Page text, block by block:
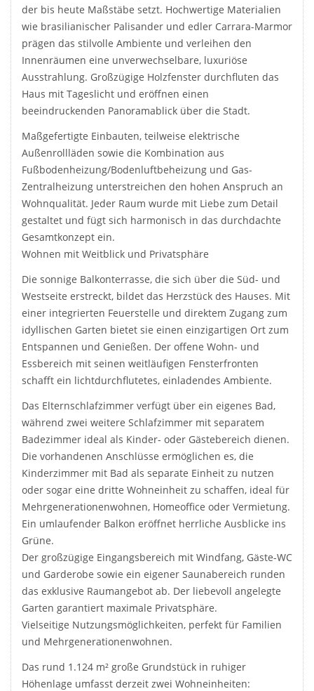
der bis heute Maßstäbe setzt. Hochwertige Materialien
wie brasilianischer Palisander und edler Carrara-Marmor
prägen das stilvolle Ambiente und verleihen den
Innenräumen eine unverwechselbare, luxuriöse
Ausstrahlung. Großzügige Holzfenster durchfluten das
Haus mit Tageslicht und eröffnen einen
beeindruckenden Panoramablick über die Stadt.
Maßgefertigte Einbauten, teilweise elektrische
Außenrollläden sowie die Kombination aus
Fußbodenheizung/Bodenluftbeheizung und Gas-
Zentralheizung unterstreichen den hohen Anspruch an
Wohnqualität. Jeder Raum wurde mit Liebe zum Detail
gestaltet und fügt sich harmonisch in das durchdachte
Gesamtkonzept ein.
Wohnen mit Weitblick und Privatsphäre
Die sonnige Balkonterrasse, die sich über die Süd- und
Westseite erstreckt, bildet das Herzstück des Hauses. Mit
einer integrierten Feuerstelle und direktem Zugang zum
idyllischen Garten bietet sie einen einzigartigen Ort zum
Entspannen und Genießen. Der offene Wohn- und
Essbereich mit seinen weitläufigen Fensterfronten
schafft ein lichtdurchflutetes, einladendes Ambiente.
Das Elternschlafzimmer verfügt über ein eigenes Bad,
während zwei weitere Schlafzimmer mit separatem
Badezimmer ideal als Kinder- oder Gästebereich dienen.
Die vorhandenen Anschlüsse ermöglichen es, die
Kinderzimmer mit Bad als separate Einheit zu nutzen
oder sogar eine dritte Wohneinheit zu schaffen, ideal für
Mehrgenerationenwohnen, Homeoffice oder Vermietung.
Ein umlaufender Balkon eröffnet herrliche Ausblicke ins
Grüne.
Der großzügige Eingangsbereich mit Windfang, Gäste-WC
und Garderobe sowie ein eigener Saunabereich runden
das exklusive Raumangebot ab. Der liebevoll angelegte
Garten garantiert maximale Privatsphäre.
Vielseitige Nutzungsmöglichkeiten, perfekt für Familien
und Mehrgenerationenwohnen.
Das rund 1.124 m² große Grundstück in ruhiger
Höhenlage umfasst derzeit zwei Wohneinheiten: